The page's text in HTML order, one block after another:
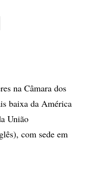
na Câmara dos
baixa da América
União
com sede em